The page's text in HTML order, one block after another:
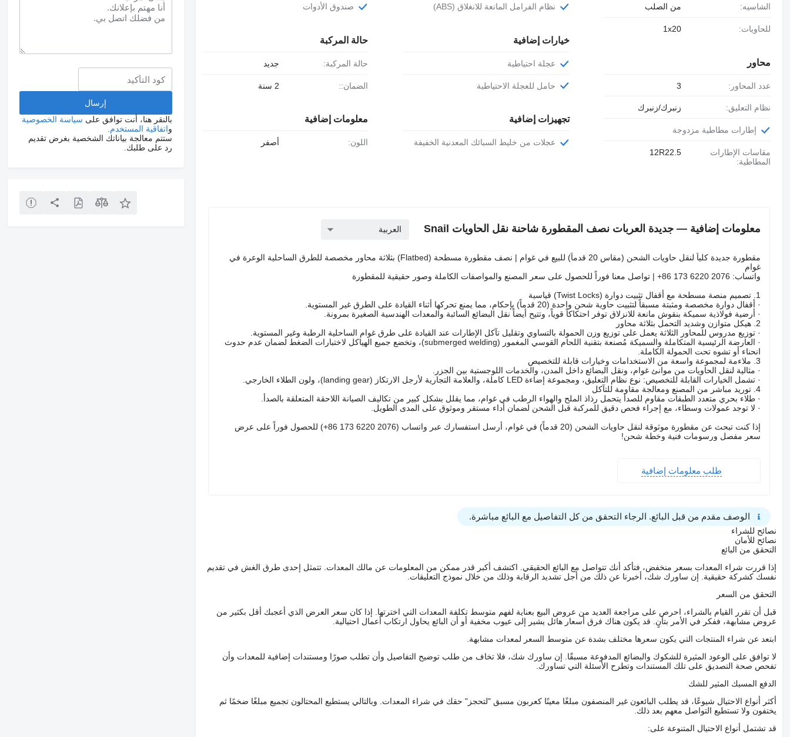
الشاسيه: من الصلب
للحاويات: 1x20
محاور
عدد المحاور: 3
نظام التعليق: زنبرك/زنبرك
إطارات مطاطية مزدوجة
مقاسات الإطارات
المطاطية:
12R22.5
نظام الفرامل المانعة للانغلاق (ABS)
خيارات إضافية
عجلة احتياطية
حامل للعجلة الاحتياطية
تجهيزات إضافية
عجلات من خليط السبائك المعدنية الخفيفة
صندوق الأدوات
حالة المركبة
حالة المركبة: جديد
الضمان:: 2 سنة
معلومات إضافية
اللون: أصفر
معلومات إضافية — جديدة العربات نصف المقطورة شاحنة نقل الحاويات Snail العربية
مقطورة جديدة كلياً لنقل حاويات الشحن (مقاس 20 قدماً) للبيع في غوام | نصف مقطورة مسطحة (Flatbed) بثلاثة محاور مخصصة للطرق الساحلية الوعرة في
غوام
واتساب: 2076 6220 173 86+ | تواصل معنا فوراً للحصول على سعر المصنع والمواصفات الكاملة وصور حقيقية للمقطورة
1. تصميم منصة مسطحة مع أقفال تثبيت دوارة (Twist Locks) قياسية
· أقفال دوارة مخصصة ومثبتة مسبقاً لتثبيت حاوية شحن واحدة (20 قدماً) بإحكام، مما يمنع تحركها أثناء القيادة على الطرق غير المستوية.
· أرضية فولاذية سميكة بنقوش مانعة للانزلاق توفر احتكاكاً قوياً، وتتيح أيضاً نقل البضائع السائبة والمعدات الهندسية الصغيرة بمرونة.
2. هيكل متوازن وشديد التحمل بثلاثة محاور
· توزيع مدروس للمحاور الثلاثة يعمل على توزيع وزن الحمولة بالتساوي وتقليل تآكل الإطارات عند القيادة على طرق غوام الساحلية الرطبة وغير المستوية.
· العارضة الرئيسية المتكاملة والسميكة مُصنعة بتقنية اللحام القوسي المغمور (submerged welding)، وتخضع جميع الهياكل لاختبارات الضغط لضمان عدم حدوث
انحناء أو تشوه تحت الحمولة الكاملة.
3. ملاءمة لمجموعة واسعة من الاستخدامات وخيارات قابلة للتخصيص
· مثالية لنقل الحاويات من موانئ غوام، ونقل البضائع داخل المدن، والخدمات اللوجستية بين الجزر.
· تشمل الخيارات القابلة للتخصيص: نوع نظام التعليق، ومجموعة إضاءة LED كاملة، والعلامة التجارية لأرجل الارتكاز (landing gear)، ولون الطلاء الخارجي.
4. توريد مباشر من المصنع ومعالجة مقاومة للتآكل
· طلاء بحري متعدد الطبقات مقاوم للصدأ يتحمل رذاذ الملح والهواء الرطب في غوام، مما يقلل بشكل كبير من تكاليف الصيانة اللاحقة المتعلقة بالصدأ.
· لا توجد عمولات وسطاء، مع إجراء فحص دقيق للمركبة قبل الشحن لضمان أداء مستقر وموثوق على المدى الطويل.
إذا كنت تبحث عن مقطورة موثوقة لنقل حاويات الشحن (20 قدماً) في غوام، أرسل استفسارك عبر واتساب (2076 6220 173 86+) للحصول فوراً على عرض
سعر مفصل ورسومات فنية وخطة شحن!
طلب معلومات إضافية
الوصف مقدم من قبل البائع. الرجاء التحقق من كل التفاصيل مع البائع مباشرة.
نصائح للشراء
نصائح للأمان
التحقق من البائع
إذا قررت شراء المعدات بسعر منخفض، فتأكد أنك تتواصل مع البائع الحقيقي. اكتشف أكبر قدر ممكن من المعلومات عن مالك المعدات. تتمثل إحدى طرق الغش في تقديم
نفسك كشركة حقيقية. إن ساورك شك، أخبرنا عن ذلك من أجل تشديد الرقابة وذلك من خلال نموذج التعليقات.
التحقق من السعر
قبل أن تقرر القيام بالشراء، احرص على مراجعة العديد من عروض البيع بعناية لفهم متوسط تكلفة المعدات التي اخترتها. إذا كان سعر العرض الذي أعجبك أقل بكثير من
عروض مشابهة، ففكر في الأمر بتأنٍ. قد يكون هناك فرق أسعار هائل يشير إلى عيوب مخفية أو أن البائع يحاول ارتكاب أعمال احتيالية.
ابتعد عن شراء المنتجات التي يكون سعرها مختلف بشدة عن متوسط السعر لمعدات مشابهة.
لا توافق على الوعود المثيرة للشكوك والبضائع المدفوعة مسبقًا. إن ساورك شك، فلا تخاف من طلب توضيح التفاصيل وأن تطلب صورًا ومستندات إضافية للمعدات وأن
تفحص صحة التصديق على تلك المستندات وتطرح الأسئلة التي تساورك.
الدفع المسبك المثير للشك
أكثر أنواع الاحتيال شيوعًا، قد يطلب البائعون غير المنصفون مبلغًا معينًا كعربون مسبق "لتحجز" حقك في شراء المعدات. وبالتالي يستطيع المحتالون تجميع مبلغًا ضخمًا ثم
يختفون ولا تستطيع التواصل معهم بعد ذلك.
قد تشتمل أنواع الاحتيال المتنوعة على:
بالنقر هنا، أنت توافق على سياسة الخصوصية
واتفاقية المستخدم
ستتم معالجة بياناتك الشخصية بغرض تقديم
رد على طلبك.